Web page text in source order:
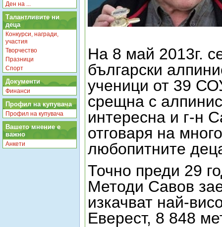
Ден на ...
Талантливите ни
деца
Конкурси, награди,
участия
Творчество
Празници
Спорт
Документи
Финанси
Профил на купувача
Профил на купувача
Вашето мнение е
важно
Анкети
На 8 май 2013г.
български
ученици от 39
срещна с
интересна и г-н
отговаря на
любопитните
Точно преди 29
Методи Савов
изкачват най-
Еверест, 8 848